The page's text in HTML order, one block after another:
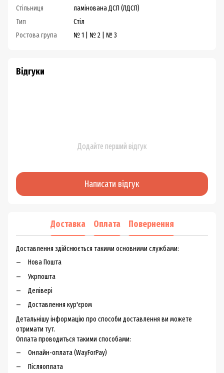
Стільниця
ламінована ДСП (ЛДСП)
Тип
Стіл
Ростова група
№ 1 | № 2 | № 3
Відгуки
Додайте перший відгук
Написати відгук
Доставка Оплата Повернення
Доставлення здійснюється такими основними службами:
Нова Пошта
Укрпошта
Делівері
Доставлення кур'єром
Детальнішу інформацію про способи доставлення ви можете
отримати тут.
Оплата проводиться такими способами:
Онлайн-оплата (WayForPay)
Післяоплата